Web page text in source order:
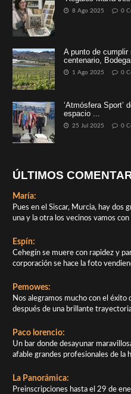
8 Ago 2025 0
A punto de cumplir
centenario,
1 Ago 2025 0
‘Atmósfera Sport’
espacio ...
25 Jul 2025 0
ÚLTIMOS
María:
Pues en el Siscar, Murcia, hay dos
una y la otra los vecinos vamos con
Espín:
Cehegín se muere con rapidez y
corporación se hace la foto
Pemowes:
Nos alegramos mucho con el éxito
después de una brillante
Paco lorencio:
Un bar donde desayunar
afable grandes profesionales de la
La Panorámica:
Preinscripciones hasta el 29 de